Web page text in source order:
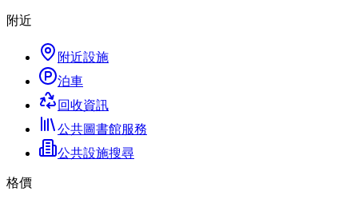
附近
附近設施
泊車
回收資訊
公共圖書館服務
公共設施搜尋
格價